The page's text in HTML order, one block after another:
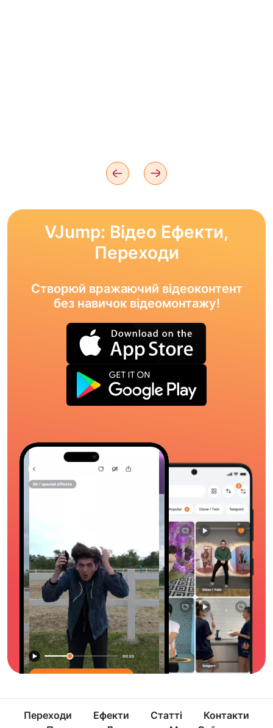
VJump: Відео Ефекти,
Переходи
Створюй вражаючий відеоконтент
без навичок відеомонтажу!
Переходи Ефекти Статті
Контакти